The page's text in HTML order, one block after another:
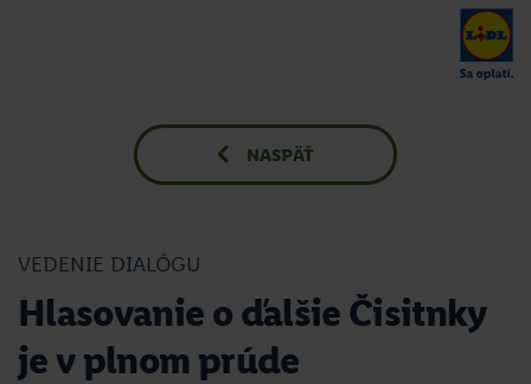
NASPÄŤ
VEDENIE DIALÓGU
Hlasovanie o ďalšie Čisitnky
je v plnom prúde